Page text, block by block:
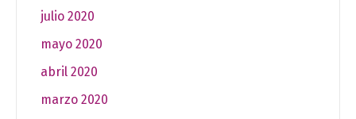
julio 2020
mayo 2020
abril 2020
marzo 2020